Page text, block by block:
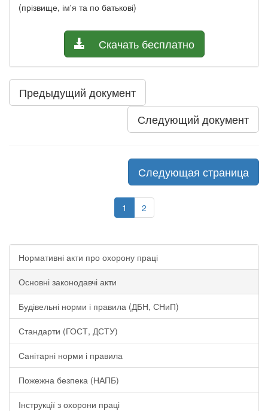
(прізвище, ім'я та по батькові)
Скачать бесплатно
Предыдущий документ
Следующий документ
Следующая страница
1 2
Нормативні акти про охорону праці
Основні законодавчі акти
Будівельні норми і правила (ДБН, СНиП)
Стандарти (ГОСТ, ДСТУ)
Санітарні норми і правила
Пожежна безпека (НАПБ)
Інструкції з охорони праці